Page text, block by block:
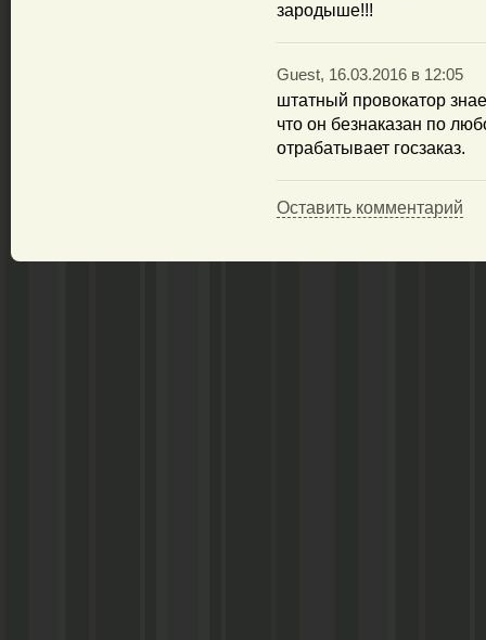
зародыше!!!
Guest, 16.03.2016 в 12:05
штатный провокатор
что он безнаказан по
отрабатывает госзаказ.
Оставить комментарий